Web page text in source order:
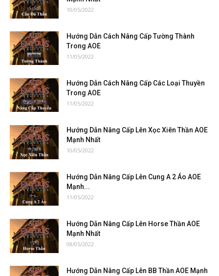
10/05/2022
Hướng Dẫn Cách Nâng Cấp Tường Thành
Trong AOE
11/05/2022
Hướng Dẫn Cách Nâng Cấp Các Loại Thuyền
Trong AOE
11/05/2022
Hướng Dẫn Nâng Cấp Lên Xọc Xiên Thần AOE
Mạnh Nhất
10/05/2022
Hướng Dẫn Nâng Cấp Lên Cung A 2 Áo AOE
Mạnh...
11/05/2022
Hướng Dẫn Nâng Cấp Lên Horse Thần AOE
Mạnh Nhất
08/05/2022
Hướng Dẫn Nâng Cấp Lên BB Thần AOE Mạnh